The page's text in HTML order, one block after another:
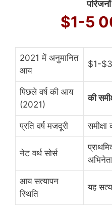
$1-5
2021 में अनुमानित
आय
$1-$3
पिछले वर्ष की आय
(2021)
की
प्रति वर्ष मजदूरी
नेट वर्थ सोर्स
आय सत्यापन
स्थिति
यह